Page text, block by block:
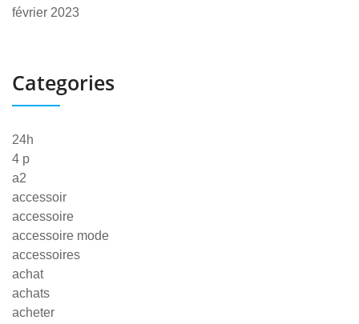
février 2023
Categories
24h
4 p
a2
accessoir
accessoire
accessoire mode
accessoires
achat
achats
acheter